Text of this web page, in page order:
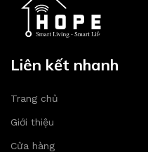
Liên kết nhanh
Trang chủ
Giới thiệu
Cửa hàng